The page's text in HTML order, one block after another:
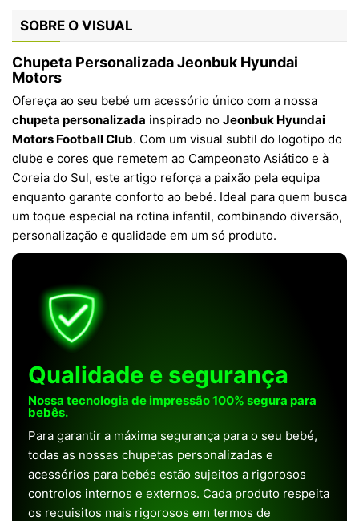
SOBRE O VISUAL
Chupeta Personalizada Jeonbuk Hyundai
Motors
Ofereça ao seu bebé um acessório único com a nossa
chupeta personalizada inspirado no Jeonbuk Hyundai
Motors Football Club. Com um visual subtil do logotipo do
clube e cores que remetem ao Campeonato Asiático e à
Coreia do Sul, este artigo reforça a paixão pela equipa
enquanto garante conforto ao bebé. Ideal para quem busca
um toque especial na rotina infantil, combinando diversão,
personalização e qualidade em um só produto.
Qualidade e segurança
Nossa tecnologia de impressão 100% segura para
bebês.
Para garantir a máxima segurança para o seu bebé,
todas as nossas chupetas personalizadas e
acessórios para bebés estão sujeitos a rigorosos
controlos internos e externos. Cada produto respeita
os requisitos mais rigorosos em termos de